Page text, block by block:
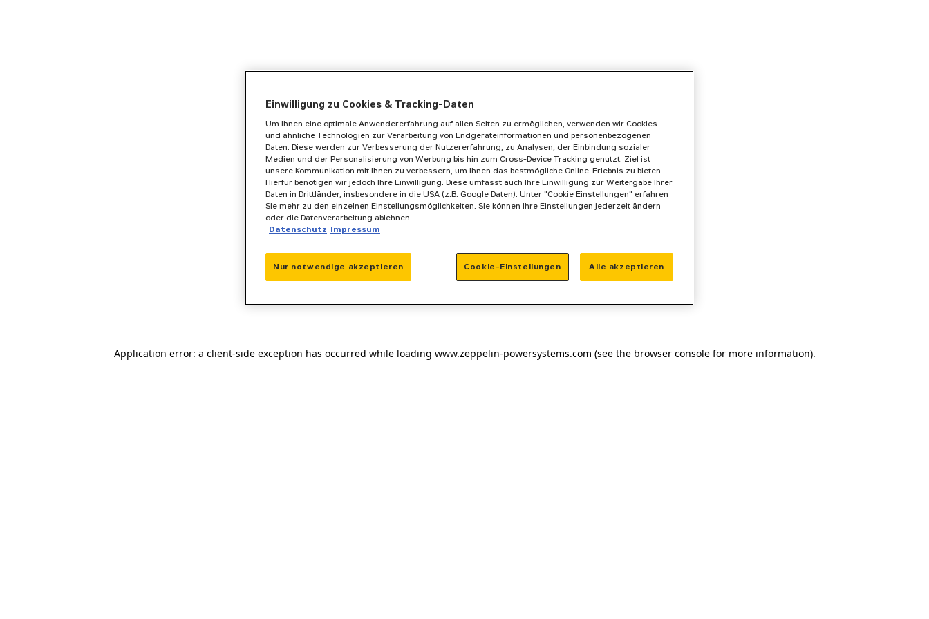
Application error: a client-side exception has occurred while loading www.zeppelin-powersystems.com (see the browser consolefor more information).
Einwilligung zu Cookies & Tracking-Daten
Um Ihnen eine optimale Anwendererfahrung auf allen Seiten zu ermöglichen, verwenden wir Cookies
und ähnliche Technologien zur Verarbeitung von Endgeräteinformationen und personenbezogenen
Daten. Diese werden zur Verbesserung der Nutzererfahrung, zu Analysen, der Einbindung sozialer
Medien und der Personalisierung von Werbung bis hin zum Cross-Device Tracking genutzt. Ziel ist
unsere Kommunikation mit Ihnen zu verbessern, um Ihnen das bestmögliche Online-Erlebnis zu bieten.
Hierfür benötigen wir jedoch Ihre Einwilligung. Diese umfasst auch Ihre Einwilligung zur Weitergabe Ihrer
Daten in Drittländer, insbesondere in die USA (z.B. Google Daten). Unter "Cookie Einstellungen" erfahren
Sie mehr zu den einzelnen Einstellungsmöglichkeiten. Sie können Ihre Einstellungen jederzeit ändern
oder die Datenverarbeitung ablehnen.
Datenschutz Impressum
Nur notwendige akzeptieren Alle akzeptieren
Cookie-Einstellungen